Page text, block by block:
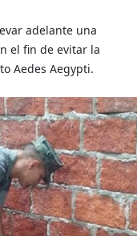
adelante una
el fin de evitar la
Aedes Aegypti.